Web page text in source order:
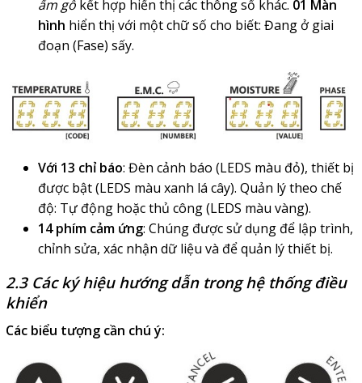
ẩm gỗkết hợp hiển thị các thông số khác. 01 Màn
hình hiển thị với một chữ số cho biết: Đang ở giai
đoạn (Fase) sấy.
Với 13 chỉ báo: Đèn cảnh báo (LEDS màu đỏ), thiết bị
được bật (LEDS màu xanh lá cây). Quản lý theo chế
độ: Tự động hoặc thủ công (LEDS màu vàng).
14 phím cảm ứng: Chúng được sử dụng để lập trình,
chỉnh sửa, xác nhận dữ liệu và để quản lý thiết bị.
2.3 Các ký hiệu hướng dẫn trong hệ thống điều
khiển
Các biểu tượng cần chú ý: